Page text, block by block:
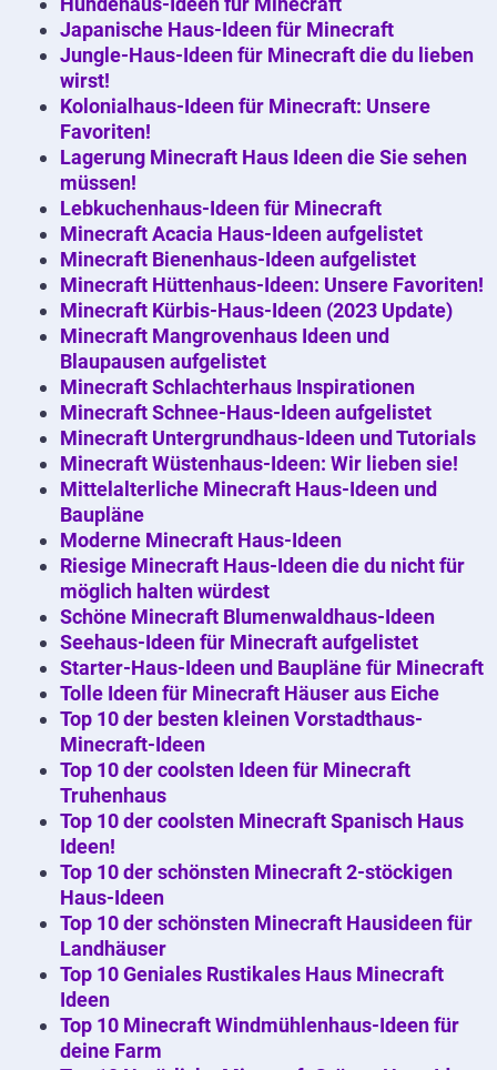
Japanische Haus-Ideen für Minecraft
Jungle-Haus-Ideen für Minecraft die du lieben
wirst!
Kolonialhaus-Ideen für Minecraft: Unsere
Favoriten!
Lagerung Minecraft Haus Ideen die Sie sehen
müssen!
Lebkuchenhaus-Ideen für Minecraft
Minecraft Acacia Haus-Ideen aufgelistet
Minecraft Bienenhaus-Ideen aufgelistet
Minecraft Hüttenhaus-Ideen: Unsere Favoriten!
Minecraft Kürbis-Haus-Ideen (2023 Update)
Minecraft Mangrovenhaus Ideen und
Blaupausen aufgelistet
Minecraft Schlachterhaus Inspirationen
Minecraft Schnee-Haus-Ideen aufgelistet
Minecraft Untergrundhaus-Ideen und Tutorials
Minecraft Wüstenhaus-Ideen: Wir lieben sie!
Mittelalterliche Minecraft Haus-Ideen und
Baupläne
Moderne Minecraft Haus-Ideen
Riesige Minecraft Haus-Ideen die du nicht für
möglich halten würdest
Schöne Minecraft Blumenwaldhaus-Ideen
Seehaus-Ideen für Minecraft aufgelistet
Starter-Haus-Ideen und Baupläne für Minecraft
Tolle Ideen für Minecraft Häuser aus Eiche
Top 10 der besten kleinen Vorstadthaus-
Minecraft-Ideen
Top 10 der coolsten Ideen für Minecraft
Truhenhaus
Top 10 der coolsten Minecraft Spanisch Haus
Ideen!
Top 10 der schönsten Minecraft 2-stöckigen
Haus-Ideen
Top 10 der schönsten Minecraft Hausideen für
Landhäuser
Top 10 Geniales Rustikales Haus Minecraft
Ideen
Top 10 Minecraft Windmühlenhaus-Ideen für
deine Farm